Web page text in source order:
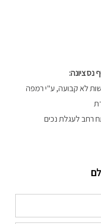
נס ציונה:
לא קבועה, ע"י רמפה
רחב לעגלת נכים